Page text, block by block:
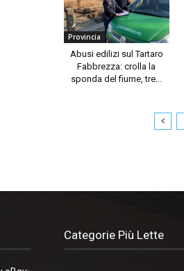
Provincia
Abusi edilizi sul Tartaro
Fabbrezza: crolla la
sponda del fiume, tre...
Categorie Più Lette